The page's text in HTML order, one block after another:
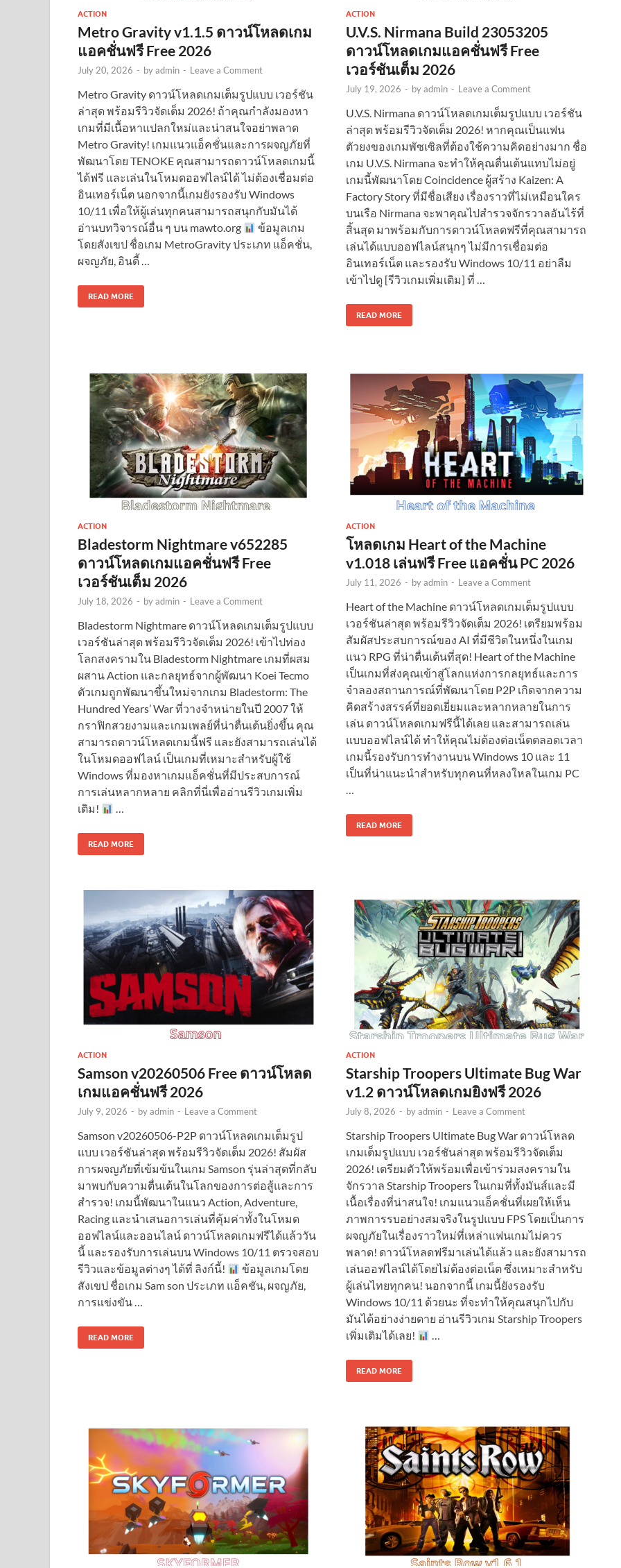
ACTION
Metro Gravity v1.1.5 ดาวน์โหลดเกม
แอคชั่นฟรี Free 2026
July 20, 2026 - byadmin - Leave a Comment
Metro Gravity ดาวน์โหลดเกมเต็มรูปแบบ เวอร์ชัน
ล่าสุด พร้อมรีวิวจัดเต็ม 2026! ถ้าคุณกำลังมองหา
เกมที่มีเนื้อหาแปลกใหม่และน่าสนใจอย่าพลาด
Metro Gravity! เกมแนวแอ็คชั่นและการผจญภัยที่
พัฒนาโดย TENOKE คุณสามารถดาวน์โหลดเกมนี้
ได้ฟรี และเล่นในโหมดออฟไลน์ได้ ไม่ต้องเชื่อมต่อ
อินเทอร์เน็ต นอกจากนี้เกมยังรองรับ Windows
10/11 เพื่อให้ผู้เล่นทุกคนสามารถสนุกกับมันได้
อ่านบทวิจารณ์อื่น ๆ บน mawto.org
ข้อมูลเกม
โดยสังเขป ชื่อเกม MetroGravity ประเภท แอ็คชั่น,
ผจญภัย, อินดี้ …
READ MORE
ACTION
U.V.S. Nirmana Build 23053205
ดาวน์โหลดเกมแอคชั่นฟรี Free
เวอร์ชันเต็ม 2026
July 19, 2026 - byadmin - Leave a Comment
U.V.S. Nirmana ดาวน์โหลดเกมเต็มรูปแบบ เวอร์ชัน
ล่าสุด พร้อมรีวิวจัดเต็ม 2026! หากคุณเป็นแฟน
ตัวยงของเกมพัซเซิลที่ต้องใช้ความคิดอย่างมาก ชื่อ
เกม U.V.S. Nirmana จะทำให้คุณตื่นเต้นแทบไม่อยู่
เกมนี้พัฒนาโดย Coincidence ผู้สร้าง Kaizen: A
Factory Story ที่มีชื่อเสียง เรื่องราวที่ไม่เหมือนใคร
บนเรือ Nirmana จะพาคุณไปสำรวจจักรวาลอันไร้ที่
สิ้นสุด มาพร้อมกับการดาวน์โหลดฟรีที่คุณสามารถ
เล่นได้แบบออฟไลน์สนุกๆ ไม่มีการเชื่อมต่อ
อินเทอร์เน็ต และรองรับ Windows 10/11 อย่าลืม
เข้าไปดู [รีวิวเกมเพิ่มเติม] ที่ …
READ MORE
ACTION
Bladestorm Nightmare v652285
ดาวน์โหลดเกมแอคชั่นฟรี Free
เวอร์ชันเต็ม 2026
July 18, 2026 - byadmin - Leave a Comment
Bladestorm Nightmare ดาวน์โหลดเกมเต็มรูปแบบ
เวอร์ชันล่าสุด พร้อมรีวิวจัดเต็ม 2026! เข้าไปท่อง
โลกสงครามใน Bladestorm Nightmare เกมที่ผสม
ผสาน Action และกลยุทธ์จากผู้พัฒนา Koei Tecmo
ตัวเกมถูกพัฒนาขึ้นใหม่จากเกม Bladestorm: The
Hundred Years’ War ที่วางจำหน่ายในปี 2007 ให้
กราฟิกสวยงามและเกมเพลย์ที่น่าตื่นเต้นยิ่งขึ้น คุณ
สามารถดาวน์โหลดเกมนี้ฟรี และยังสามารถเล่นได้
ในโหมดออฟไลน์ เป็นเกมที่เหมาะสำหรับผู้ใช้
Windows ที่มองหาเกมแอ็คชั่นที่มีประสบการณ์
การเล่นหลากหลาย คลิกที่นี่เพื่ออ่านรีวิวเกมเพิ่ม
เติม!
…
READ MORE
ACTION
โหลดเกม Heart of the Machine
v1.018 เล่นฟรี Free แอคชั่น PC 2026
July 11, 2026 - byadmin - Leave a Comment
Heart of the Machine ดาวน์โหลดเกมเต็มรูปแบบ
เวอร์ชันล่าสุด พร้อมรีวิวจัดเต็ม 2026! เตรียมพร้อม
สัมผัสประสบการณ์ของ AI ที่มีชีวิตในหนึ่งในเกม
แนว RPG ที่น่าตื่นเต้นที่สุด! Heart of the Machine
เป็นเกมที่ส่งคุณเข้าสู่โลกแห่งการกลยุทธ์และการ
จำลองสถานการณ์ที่พัฒนาโดย P2P เกิดจากความ
คิดสร้างสรรค์ที่ยอดเยี่ยมและหลากหลายในการ
เล่น ดาวน์โหลดเกมฟรีนี้ได้เลย และสามารถเล่น
แบบออฟไลน์ได้ ทำให้คุณไม่ต้องต่อเน็ตตลอดเวลา
เกมนี้รองรับการทำงานบน Windows 10 และ 11
เป็นที่น่าแนะนำสำหรับทุกคนที่หลงใหลในเกม PC
…
READ MORE
ACTION
Samson v20260506 Free ดาวน์โหลด
เกมแอคชั่นฟรี 2026
July 9, 2026 - byadmin - Leave a Comment
Samson v20260506-P2P ดาวน์โหลดเกมเต็มรูป
แบบ เวอร์ชันล่าสุด พร้อมรีวิวจัดเต็ม 2026! สัมผัส
การผจญภัยที่เข้มข้นในเกม Samson รุ่นล่าสุดที่กลับ
มาพบกับความตื่นเต้นในโลกของการต่อสู้และการ
สำรวจ! เกมนี้พัฒนาในแนว Action, Adventure,
Racing และนำเสนอการเล่นที่คุ้มค่าทั้งในโหมด
ออฟไลน์และออนไลน์ ดาวน์โหลดเกมฟรีได้แล้ววัน
นี้ และรองรับการเล่นบน Windows 10/11 ตรวจสอบ
รีวิวและข้อมูลต่างๆ ได้ที่ ลิงก์นี้!
ข้อมูลเกมโดย
สังเขป ชื่อเกม Sam son ประเภท แอ็คชัน, ผจญภัย,
การแข่งขัน …
READ MORE
ACTION
Starship Troopers Ultimate Bug War
v1.2 ดาวน์โหลดเกมยิงฟรี 2026
July 8, 2026 - byadmin - Leave a Comment
Starship Troopers Ultimate Bug War ดาวน์โหลด
เกมเต็มรูปแบบ เวอร์ชันล่าสุด พร้อมรีวิวจัดเต็ม
2026! เตรียมตัวให้พร้อมเพื่อเข้าร่วมสงครามใน
จักรวาล Starship Troopers ในเกมที่ทั้งมันส์และมี
เนื้อเรื่องที่น่าสนใจ! เกมแนวแอ็คชั่นที่เผยให้เห็น
ภาพการรบอย่างสมจริงในรูปแบบ FPS โดยเป็นการ
ผจญภัยในเรื่องราวใหม่ที่เหล่าแฟนเกมไม่ควร
พลาด! ดาวน์โหลดฟรีมาเล่นได้แล้ว และยังสามารถ
เล่นออฟไลน์ได้โดยไม่ต้องต่อเน็ต ซึ่งเหมาะสำหรับ
ผู้เล่นไทยทุกคน! นอกจากนี้ เกมนี้ยังรองรับ
Windows 10/11 ด้วยนะ ที่จะทำให้คุณสนุกไปกับ
มันได้อย่างง่ายดาย อ่านรีวิวเกม Starship Troopers
เพิ่มเติมได้เลย!
…
READ MORE